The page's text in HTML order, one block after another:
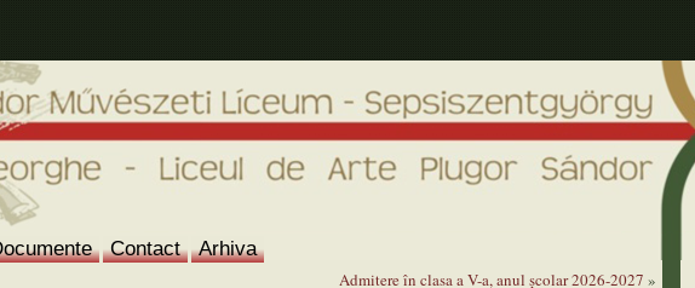
Contact Arhiva
Admitere în clasa a V-a, anul şcolar 2026-2027 »